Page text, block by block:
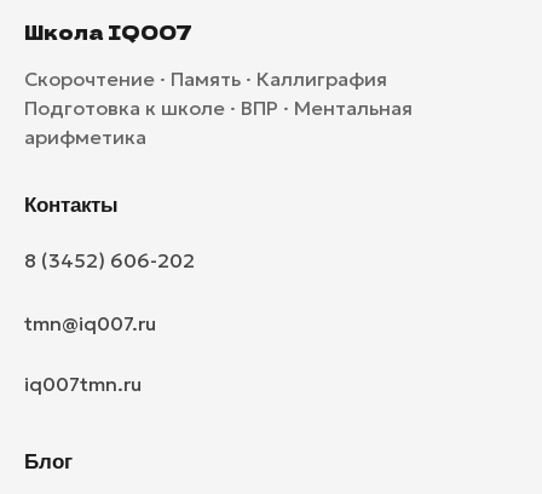
Школа IQ007
Скорочтение · Память · Каллиграфия
Подготовка к школе · ВПР · Ментальная
арифметика
Контакты
8 (3452) 606-202
tmn@iq007.ru
iq007tmn.ru
Блог